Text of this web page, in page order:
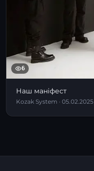
6
Наш маніфест
Kozak System · 05.02.2025